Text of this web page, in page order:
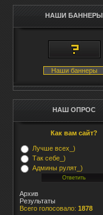
НАШИ БАННЕРЫ
Наши баннеры
НАШ ОПРОС
Как вам сайт?
Лучше всех_)
Так себе_)
Админы рулят_)
Архив
Результаты
Всего голосовало: 1878